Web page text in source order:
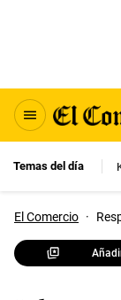
Temas del día
El Comercio ·